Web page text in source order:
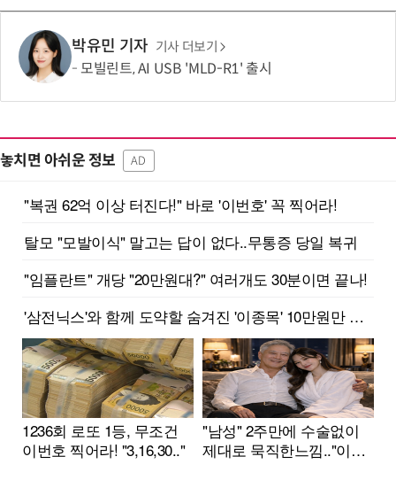
박유민 기자 기사 더보기
모빌린트, AI USB 'MLD-R1' 출시
놓치면 아쉬운 정보 AD